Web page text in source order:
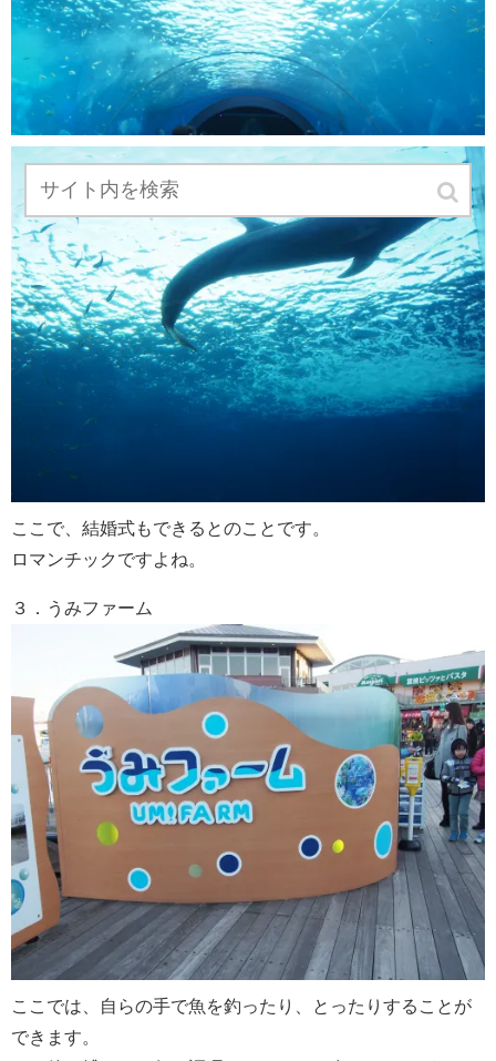
ここで、結婚式もできるとのことです。
ロマンチックですよね。
３．うみファーム
ここでは、自らの手で魚を釣ったり、とったりすることが
できます。